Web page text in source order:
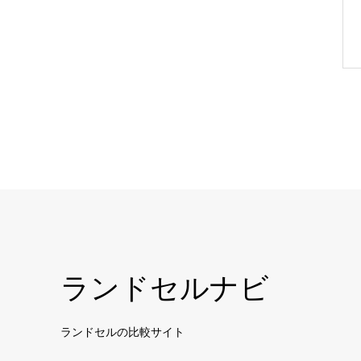
ランドセルナビ
ランドセルの比較サイト